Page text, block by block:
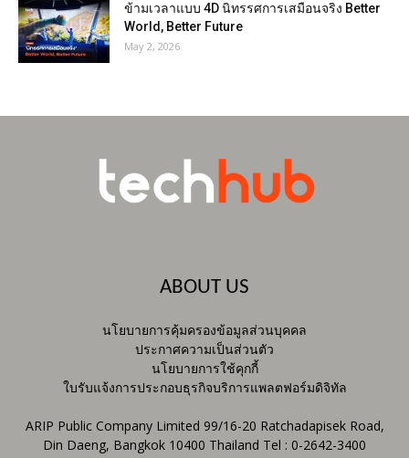
ข้ามเวลาแบบ 4D นิทรรศการเสมือนจริง Better
World, Better Future
May 2, 2026
ABOUT US
นโยบายการคุ้มครองข้อมูลส่วนบุคคล
ประกาศความเป็นส่วนตัว
นโยบายการใช้คุกกี้
ใบรับแจ้งการประกอบธุรกิจบริการแพลตฟอร์มดิจิทัล
ARIP Public Company Limited 99/16-20 Ratchadapisek Road,
Din Daeng, Bangkok 10400 Thailand Tel : 0-2642-3400